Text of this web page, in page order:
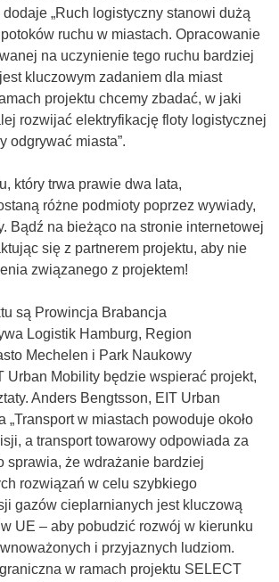
„Ruch logistyczny stanowi dużą
ruchu w miastach. Opracowanie
na uczynienie tego ruchu bardziej
kluczowym zadaniem dla miast
projektu chcemy zbadać, w jaki
rozwijać elektryfikację floty logistycznej
odgrywać miasta”.
który trwa prawie dwa lata,
różne podmioty poprzez wywiady,
Bądź na bieżąco na stronie internetowej
się z partnerem projektu, aby nie
związanego z projektem!
są Prowincja Brabancja
Logistik Hamburg, Region
Mechelen i Park Naukowy
Urban Mobility będzie wspierać projekt,
Anders Bengtsson, EIT Urban
„Transport w miastach powoduje około
a transport towarowy odpowiada za
sprawia, że wdrażanie bardziej
rozwiązań w celu szybkiego
gazów cieplarnianych jest kluczową
UE – aby pobudzić rozwój w kierunku
i przyjaznych ludziom.
w ramach projektu SELECT